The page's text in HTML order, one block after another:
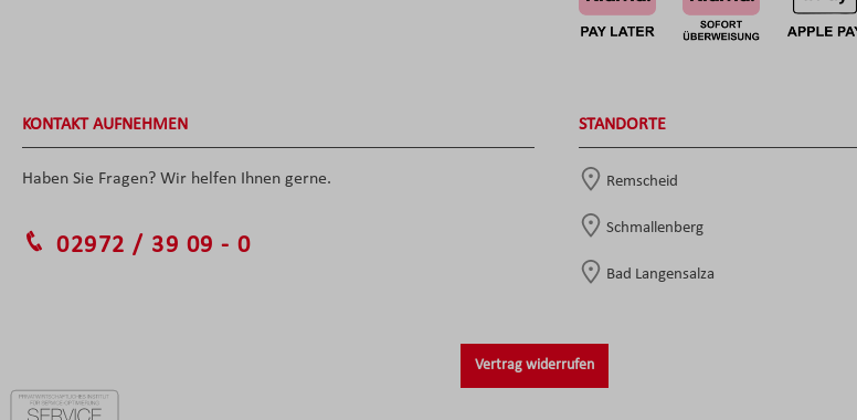
KONTAKT AUFNEHMEN
Haben Sie Fragen? Wir helfen Ihnen gerne.
02972 / 39 09 - 0
Vertrag widerrufen
STANDORTE
Remscheid
Schmallenberg
Bad Langensalza